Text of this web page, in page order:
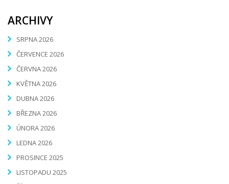
ARCHIVY
SRPNA 2026
ČERVENCE 2026
ČERVNA 2026
KVĚTNA 2026
DUBNA 2026
BŘEZNA 2026
ÚNORA 2026
LEDNA 2026
PROSINCE 2025
LISTOPADU 2025